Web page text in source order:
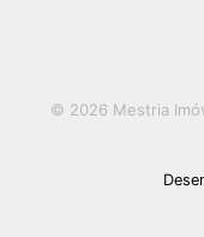
© 2026 Mestria